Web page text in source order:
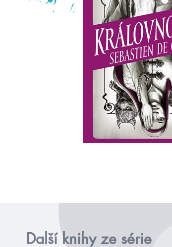
Další knihy ze série